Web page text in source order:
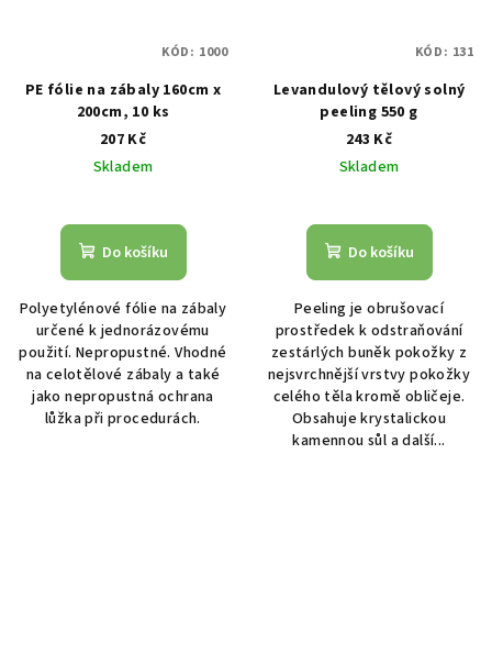
PE fólie na zábaly 160cm x
200cm, 10 ks
207 Kč
Skladem
Do košíku
Polyetylénové fólie na zábaly
určené k jednorázovému
použití. Nepropustné. Vhodné
na celotělové zábaly a také
jako nepropustná ochrana
lůžka při procedurách.
KÓD: 1000
Levandulový tělový solný
peeling 550 g
243 Kč
Skladem
Do košíku
Peeling je obrušovací
prostředek k odstraňování
zestárlých buněk pokožky z
nejsvrchnější vrstvy pokožky
celého těla kromě obličeje.
Obsahuje krystalickou
kamennou sůl a další...
KÓD: 131